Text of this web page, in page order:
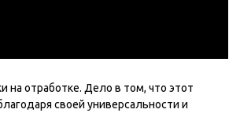
отработке. Дело в том, что этот
своей универсальности и